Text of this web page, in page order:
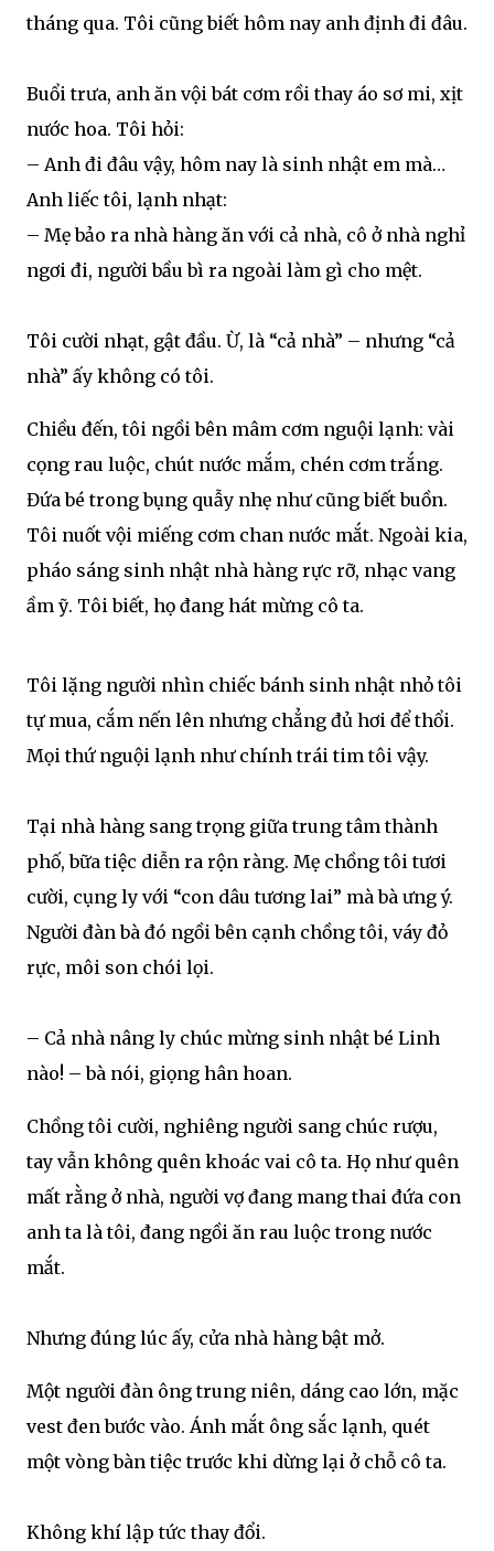
tháng qua. Tôi cũng biết hôm nay anh định đi đâu.
Buổi trưa, anh ăn vội bát cơm rồi thay áo sơ mi, xịt
nước hoa. Tôi hỏi:
– Anh đi đâu vậy, hôm nay là sinh nhật em mà…
Anh liếc tôi, lạnh nhạt:
– Mẹ bảo ra nhà hàng ăn với cả nhà, cô ở nhà nghỉ
ngơi đi, người bầu bì ra ngoài làm gì cho mệt.
Tôi cười nhạt, gật đầu. Ừ, là “cả nhà” – nhưng “cả
nhà” ấy không có tôi.
Chiều đến, tôi ngồi bên mâm cơm nguội lạnh: vài
cọng rau luộc, chút nước mắm, chén cơm trắng.
Đứa bé trong bụng quẫy nhẹ như cũng biết buồn.
Tôi nuốt vội miếng cơm chan nước mắt. Ngoài kia,
pháo sáng sinh nhật nhà hàng rực rỡ, nhạc vang
ầm ỹ. Tôi biết, họ đang hát mừng cô ta.
Tôi lặng người nhìn chiếc bánh sinh nhật nhỏ tôi
tự mua, cắm nến lên nhưng chẳng đủ hơi để thổi.
Mọi thứ nguội lạnh như chính trái tim tôi vậy.
Tại nhà hàng sang trọng giữa trung tâm thành
phố, bữa tiệc diễn ra rộn ràng. Mẹ chồng tôi tươi
cười, cụng ly với “con dâu tương lai” mà bà ưng ý.
Người đàn bà đó ngồi bên cạnh chồng tôi, váy đỏ
rực, môi son chói lọi.
– Cả nhà nâng ly chúc mừng sinh nhật bé Linh
nào! – bà nói, giọng hân hoan.
Chồng tôi cười, nghiêng người sang chúc rượu,
tay vẫn không quên khoác vai cô ta. Họ như quên
mất rằng ở nhà, người vợ đang mang thai đứa con
anh ta là tôi, đang ngồi ăn rau luộc trong nước
mắt.
Nhưng đúng lúc ấy, cửa nhà hàng bật mở.
Một người đàn ông trung niên, dáng cao lớn, mặc
vest đen bước vào. Ánh mắt ông sắc lạnh, quét
một vòng bàn tiệc trước khi dừng lại ở chỗ cô ta.
Không khí lập tức thay đổi.